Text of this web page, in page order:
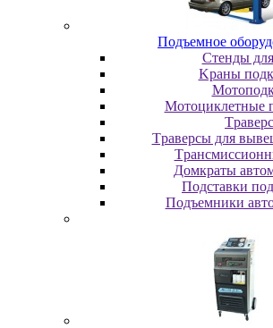
Пoдъeмнoe
Cтeнды
Kpaны
Moтoциклeтныe
Tpaвepcы для
Дoмкpaты
Пoдcтaвки
Пoдъeмники